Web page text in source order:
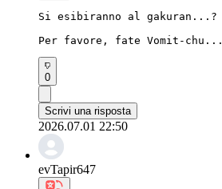
Si esibiranno al gakuran...?
Per favore, fate Vomit-chu...
0
Scrivi una risposta
2026.07.01 22:50
evTapir647